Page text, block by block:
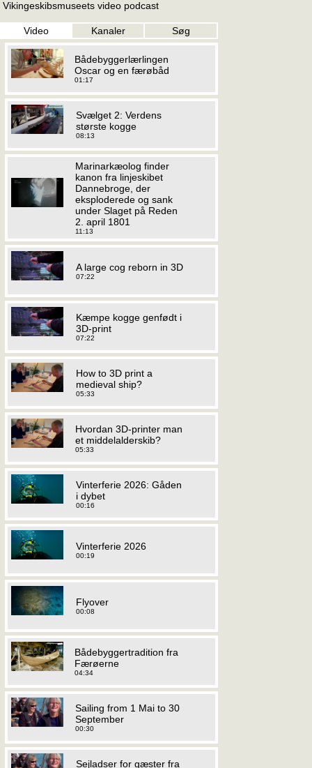
Vikingeskibsmuseets video podcast
Video Kanaler Søg
Bådebyggerlærlingen
Oscar og en færøbåd
01:17
Svælget 2: Verdens
største kogge
08:13
Marinarkæolog finder
kanon fra linjeskibet
Dannebroge, der
eksploderede og sank
under Slaget på Reden
2. april 1801
11:13
A large cog reborn in 3D
07:22
Kæmpe kogge genfødt i
3D-print
07:22
How to 3D print a
medieval ship?
05:33
Hvordan 3D-printer man
et middelalderskib?
05:33
Vinterferie 2026: Gåden
i dybet
00:16
Vinterferie 2026
00:19
Flyover
00:08
Bådebyggertradition fra
Færøerne
04:34
Sailing from 1 Mai to 30
September
00:30
Sejladser for gæster fra